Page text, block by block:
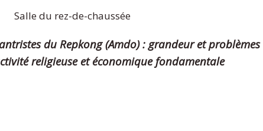
Salle du rez-de-chaussée
du Repkong (Amdo) : grandeur et problèmes
religieuse et économique fondamentale